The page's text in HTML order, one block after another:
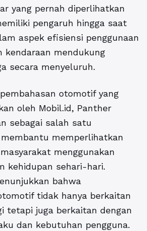
yang pernah diperlihatkan
pengaruh hingga saat
aspek efisiensi penggunaan
kendaraan mendukung
secara menyeluruh.
otomotif yang
oleh Mobil.id, Panther
sebagai salah satu
memperlihatkan
menggunakan
kehidupan sehari-hari.
bahwa
tidak hanya berkaitan
tetapi juga berkaitan dengan
dan kebutuhan pengguna.